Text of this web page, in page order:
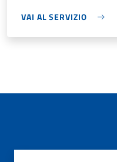
VAI AL SERVIZIO